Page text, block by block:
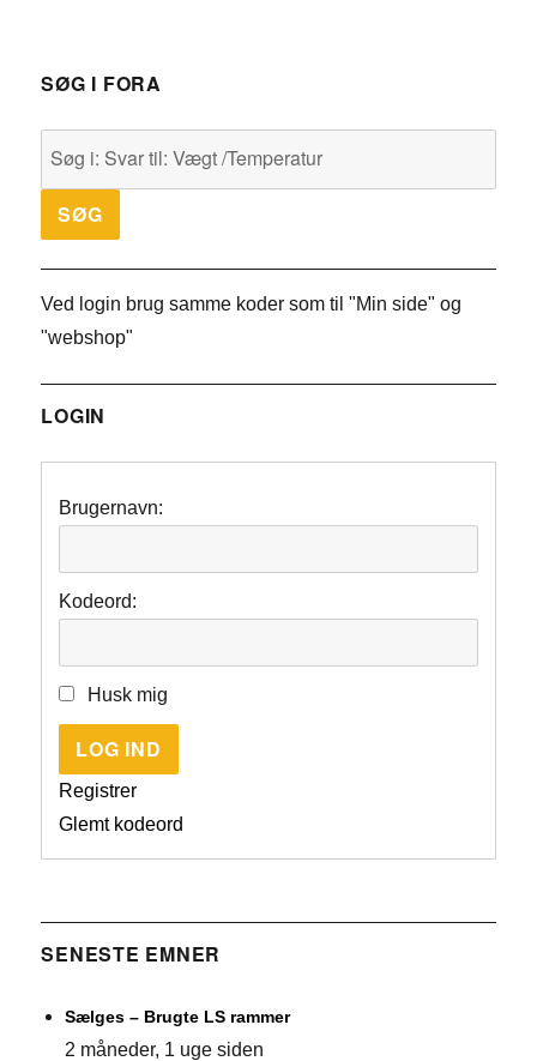
SØG I FORA
Ved login brug samme koder som til "Min side" og
"webshop"
LOGIN
Brugernavn:
Kodeord:
Husk mig
LOG IND
Registrer
Glemt kodeord
SENESTE EMNER
Sælges – Brugte LS rammer
2 måneder, 1 uge siden